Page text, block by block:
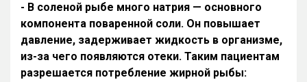
- В соленой рыбе много натрия — основного
компонента поваренной соли. Он повышает
давление, задерживает жидкость в организме,
из-за чего появляются отеки. Таким пациентам
разрешается потребление жирной рыбы: